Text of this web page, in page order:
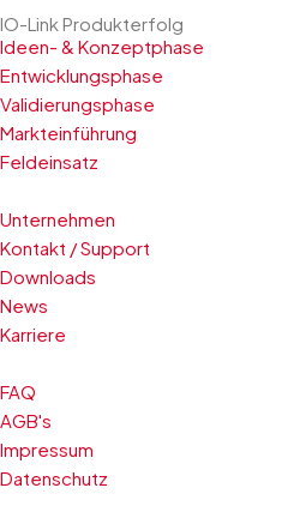
IO-Link Produkterfolg
Ideen- & Konzeptphase
Entwicklungsphase
Validierungsphase
Markteinführung
Feldeinsatz
Unternehmen
Kontakt / Support
Downloads
News
Karriere
FAQ
AGB's
Impressum
Datenschutz